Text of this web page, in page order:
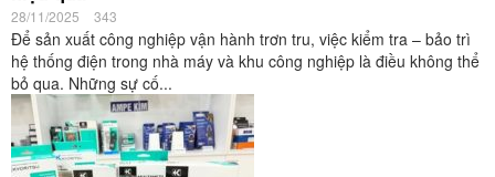
28/11/2025 343
Để sản xuất công nghiệp vận hành trơn tru, việc kiểm tra – bảo trì
hệ thống điện trong nhà máy và khu công nghiệp là điều không thể
bỏ qua. Những sự cố...